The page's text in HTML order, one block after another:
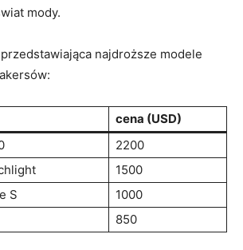
mody.
najdroższe modele​
cena​ (USD)
2200
1500
S
1000
850